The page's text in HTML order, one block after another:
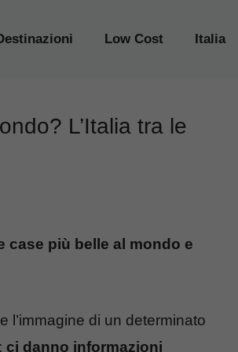
Low Cost Italia
L’Italia tra le
case più belle al mondo e
l’immagine di un determinato
ci danno informazioni